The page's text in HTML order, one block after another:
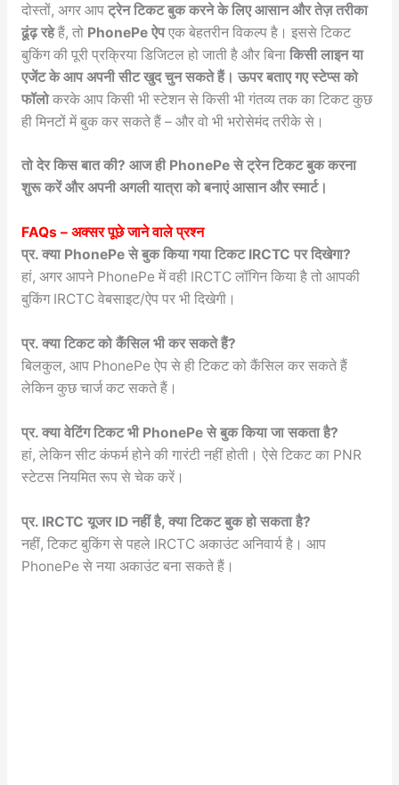
दोस्तों, अगर आप ट्रेन टिकट बुक करने के लिए आसान और तेज़ तरीका
ढूंढ़ रहेहैं, तो PhonePe ऐपएक बेहतरीन विकल्प है। इससे टिकट
बुकिंग की पूरी प्रक्रिया डिजिटल हो जाती है और बिना किसी लाइन या
एजेंट के आप अपनी सीट खुद चुन सकते हैं। ऊपर बताए गए स्टेप्स को
फॉलोकरके आप किसी भी स्टेशन से किसी भी गंतव्य तक का टिकट कुछ
ही मिनटों में बुक कर सकते हैं – और वो भी भरोसेमंद तरीके से।
तो देर किस बात की? आज ही PhonePe से ट्रेन टिकट बुक करना
शुरू करें और अपनी अगली यात्रा को बनाएं आसान और स्मार्ट।
FAQs – अक्सर पूछे जाने वाले प्रश्न
प्र. क्या PhonePe से बुक किया गया टिकट IRCTC पर दिखेगा?
हां, अगर आपने PhonePe में वही IRCTC लॉगिन किया है तो आपकी
बुकिंग IRCTC वेबसाइट/ऐप पर भी दिखेगी।
प्र. क्या टिकट को कैंसिल भी कर सकते हैं?
बिलकुल, आप PhonePe ऐप से ही टिकट को कैंसिल कर सकते हैं
लेकिन कुछ चार्ज कट सकते हैं।
प्र. क्या वेटिंग टिकट भी PhonePe से बुक किया जा सकता है?
हां, लेकिन सीट कंफर्म होने की गारंटी नहीं होती। ऐसे टिकट का PNR
स्टेटस नियमित रूप से चेक करें।
प्र. IRCTC यूजर ID नहीं है, क्या टिकट बुक हो सकता है?
नहीं, टिकट बुकिंग से पहले IRCTC अकाउंट अनिवार्य है। आप
PhonePe से नया अकाउंट बना सकते हैं।